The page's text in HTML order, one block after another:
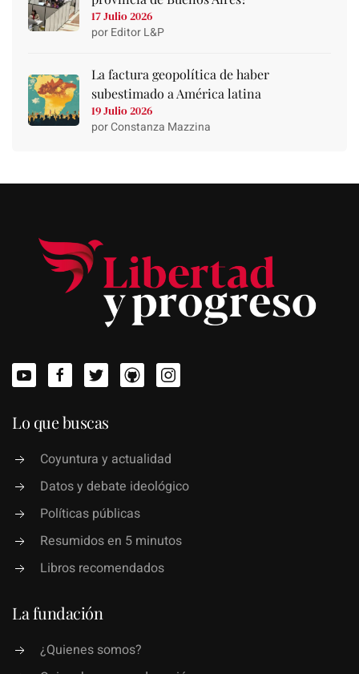
17 Julio 2026
por Editor L&P
La factura geopolítica de haber
subestimado a América latina
19 Julio 2026
por Constanza Mazzina
Lo que buscas
Coyuntura y actualidad
Datos y debate ideológico
Políticas públicas
Resumidos en 5 minutos
Libros recomendados
La fundación
¿Quienes somos?